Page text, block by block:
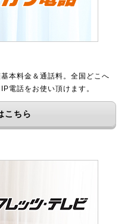
本料金＆通話料。全国どこへ
電話をお使い頂けます。
こちら